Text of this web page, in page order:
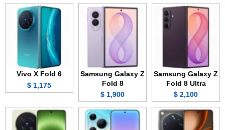
Samsung Galaxy Z
Fold 8 Ultra
2,100 $
Samsung Galaxy Z
Fold 8
1,900 $
Vivo X Fold 6
1,175 $